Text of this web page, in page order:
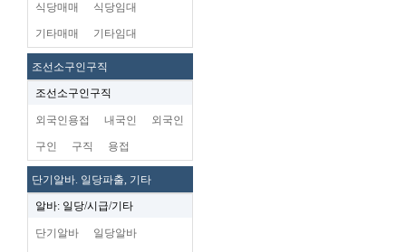
식당매매 식당임대
기타매매 기타임대
조선소구인구직
조선소구인구직
외국인용접 내국인 외국인
구인 구직 용접
단기알바. 일당파출, 기타
알바: 일당/시급/기타
단기알바 일당알바